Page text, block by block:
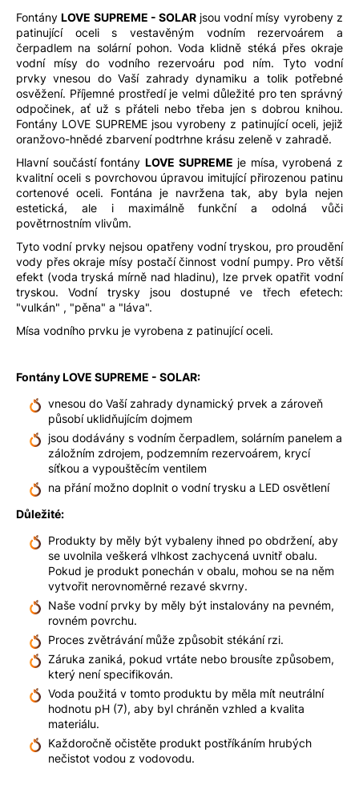
FontányLOVE SUPREME - SOLAR jsou vodní mísy vyrobeny z
patinující oceli s vestavěným vodním rezervoárem a
čerpadlem na solární pohon. Voda klidně stéká přes okraje
vodní mísy do vodního rezervoáru pod ním. Tyto vodní
prvky vnesou do Vaší zahrady dynamiku a tolik potřebné
osvěžení. Příjemné prostředí je velmi důležité pro ten správný
odpočinek, ať už s přáteli nebo třeba jen s dobrou knihou.
Fontány LOVE SUPREME jsou vyrobeny z patinující oceli, jejiž
oranžovo-hnědé zbarvení podtrhne krásu zeleně v zahradě.
Hlavní součástí fontány LOVE SUPREME je mísa, vyrobená z
kvalitní oceli s povrchovou úpravou imitující přirozenou patinu
cortenové oceli. Fontána je navržena tak, aby byla nejen
estetická, ale i maximálně funkční a odolná vůči
povětrnostním vlivům.
Tyto vodní prvky nejsou opatřeny vodní tryskou, pro proudění
vody přes okraje mísy postačí činnost vodní pumpy. Pro větší
efekt (voda tryská mírně nad hladinu), lze prvek opatřit vodní
tryskou. Vodní trysky jsou dostupné ve třech efetech:
"vulkán" , "pěna" a "láva".
Mísa vodního prvku je vyrobena z patinující oceli.
Fontány LOVE SUPREME - SOLAR:
vnesou do Vaší zahrady dynamický prvek a zároveň
působí uklidňujícím dojmem
jsou dodávány s vodním čerpadlem, solárním panelem a
záložním zdrojem, podzemním rezervoárem, krycí
síťkou a vypouštěcím ventilem
na přání možno doplnit o vodní trysku a LED osvětlení
Důležité:
Produkty by měly být vybaleny ihned po obdržení, aby
se uvolnila veškerá vlhkost zachycená uvnitř obalu.
Pokud je produkt ponechán v obalu, mohou se na něm
vytvořit nerovnoměrné rezavé skvrny.
Naše vodní prvky by měly být instalovány na pevném,
rovném povrchu.
Proces zvětrávání může způsobit stékání rzi.
Záruka zaniká, pokud vrtáte nebo brousíte způsobem,
který není specifikován.
Voda použitá v tomto produktu by měla mít neutrální
hodnotu pH (7), aby byl chráněn vzhled a kvalita
materiálu.
Každoročně očistěte produkt postříkáním hrubých
nečistot vodou z vodovodu.